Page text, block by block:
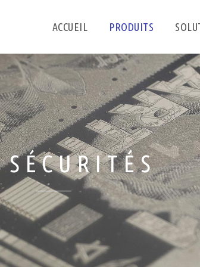
ACCUEIL PRODUITS
SÉCURITÉS